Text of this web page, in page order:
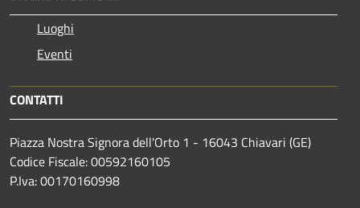
Luoghi
Eventi
CONTATTI
Piazza Nostra Signora dell'Orto 1 - 16043 Chiavari (GE)
Codice Fiscale: 00592160105
P.Iva: 00170160998